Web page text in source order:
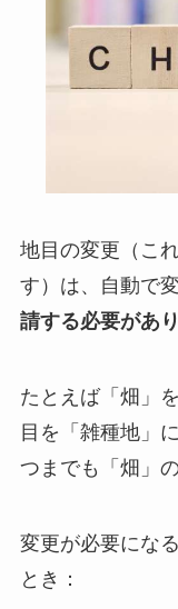
地目の変更（こ
す）は、自動で
請する必要があり
たとえば「畑」
目を「雑種地」
つまでも「畑」
変更が必要にな
とき：